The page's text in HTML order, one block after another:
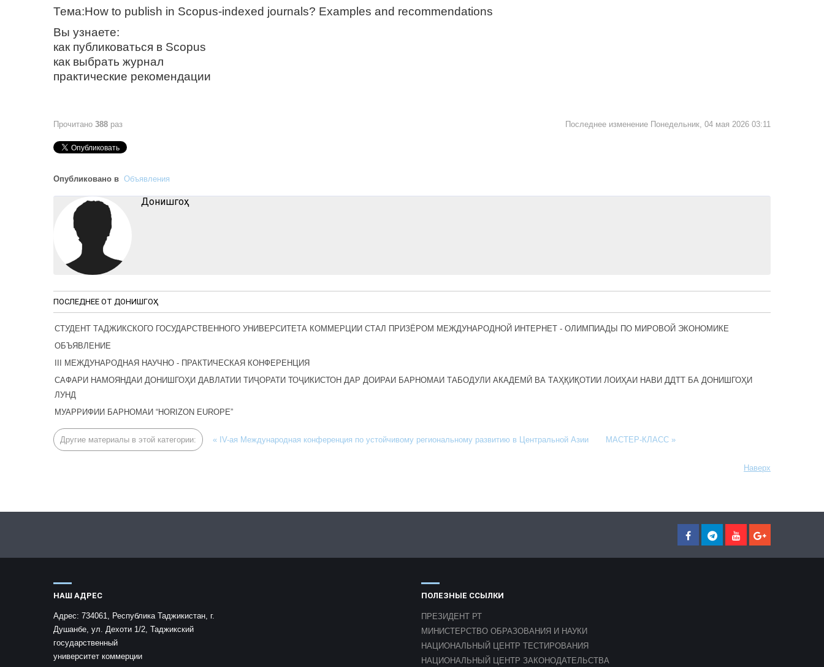
Тема:How to publish in Scopus-indexed journals? Examples and recommendations
Вы узнаете:
как публиковаться в Scopus
как выбрать журнал
практические рекомендации
Прочитано 388 раз Последнее изменение Понедельник, 04 мая 2026 03:11
Опубликовано в Объявления
Донишгоҳ
ПОСЛЕДНЕЕ ОТ ДОНИШГОҲ
СТУДЕНТ ТАДЖИКСКОГО ГОСУДАРСТВЕННОГО УНИВЕРСИТЕТА КОММЕРЦИИ СТАЛ ПРИЗЁРОМ МЕЖДУНАРОДНОЙ ИНТЕРНЕТ - ОЛИМПИАДЫ ПО МИРОВОЙ ЭКОНОМИКЕ
ОБЪЯВЛЕНИЕ
III МЕЖДУНАРОДНАЯ НАУЧНО - ПРАКТИЧЕСКАЯ КОНФЕРЕНЦИЯ
САФАРИ НАМОЯНДАИ ДОНИШГОҲИ ДАВЛАТИИ ТИҶОРАТИ ТОҶИКИСТОН ДАР ДОИРАИ БАРНОМАИ ТАБОДУЛИ АКАДЕМӢ ВА ТАҲҚИҚОТИИ ЛОИҲАИ НАВИ ДДТТ БА ДОНИШГОҲИ
ЛУНД
МУАРРИФИИ БАРНОМАИ “HORIZON EUROPE”
Другие материалы в этой категории: « IV-ая Международная конференция по устойчивому региональному развитию в Центральной Азии МАСТЕР-КЛАСС »
Наверх
НАШ АДРЕС
Адрес: 734061, Республика Таджикистан, г.
Душанбе, ул. Дехоти 1/2, Таджикский
государственный
университет коммерции
ПОЛЕЗНЫЕ ССЫЛКИ
ПРЕЗИДЕНТ РТ
МИНИСТЕРСТВО ОБРАЗОВАНИЯ И НАУКИ
НАЦИОНАЛЬНЫЙ ЦЕНТР ТЕСТИРОВАНИЯ
НАЦИОНАЛЬНЫЙ ЦЕНТР ЗАКОНОДАТЕЛЬСТВА